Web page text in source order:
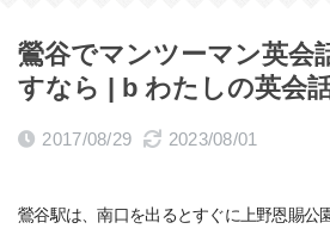
鶯谷でマンツーマン英会
すなら | b わたしの英会
2017/08/29 2023/08/01
鶯谷駅は、南口を出るとすぐに上野恩賜公